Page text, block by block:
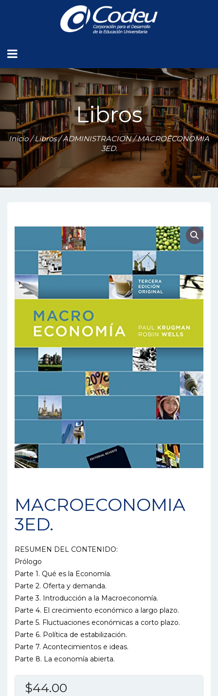
Libros
Inicio/Libros/ADMINISTRACION/ MACROECONOMIA
3ED.
MACROECONOMIA
3ED.
RESUMEN DEL CONTENIDO:
Prólogo
Parte 1. Qué es la Economía.
Parte 2. Oferta y demanda.
Parte 3. Introducción a la Macroeconomía.
Parte 4. El crecimiento económico a largo plazo.
Parte 5. Fluctuaciones económicas a corto plazo.
Parte 6. Política de estabilización.
Parte 7. Acontecimientos e ideas.
Parte 8. La economía abierta.
$44.00